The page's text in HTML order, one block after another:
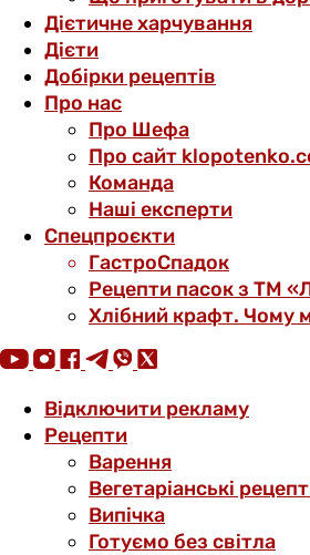
Дієтичне харчування
Дієти
Добірки рецептів
Про нас
Про Шефа
Про сайт
Команда
Наші експерти
Спецпроєкти
ГастроСпадок
Рецепти пасок з ТМ
Хлібний крафт. Чому
Відключити рекламу
Рецепти
Варення
Вегетаріанські
Випічка
Готуємо без світла